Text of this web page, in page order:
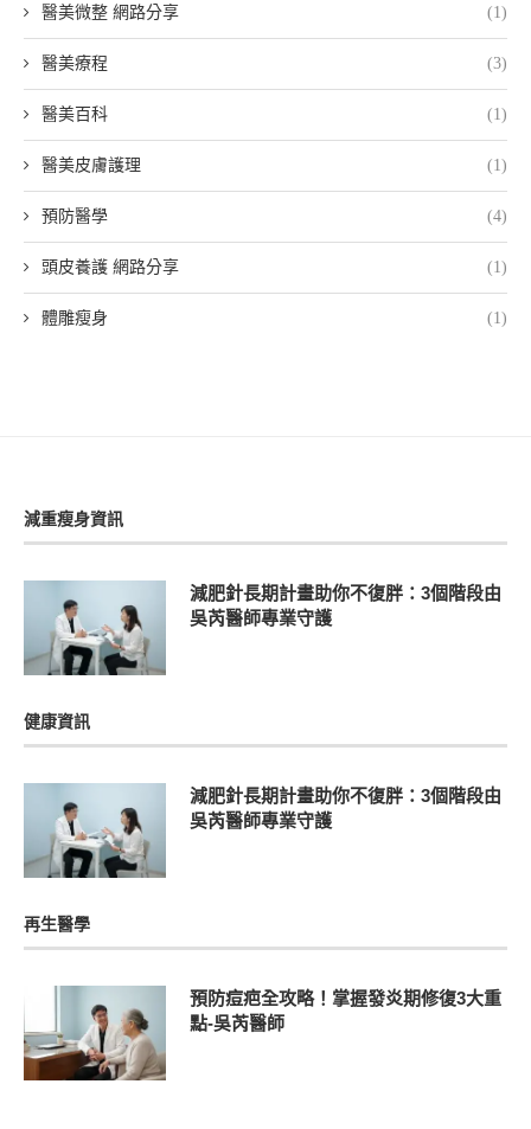
醫美微整 網路分享 (1)
醫美療程 (3)
醫美百科 (1)
醫美皮膚護理 (1)
預防醫學 (4)
頭皮養護 網路分享 (1)
體雕瘦身 (1)
減重瘦身資訊
減肥針長期計畫助你不復胖：3個階段由
吳芮醫師專業守護
健康資訊
減肥針長期計畫助你不復胖：3個階段由
吳芮醫師專業守護
再生醫學
預防痘疤全攻略！掌握發炎期修復3大重
點-吳芮醫師